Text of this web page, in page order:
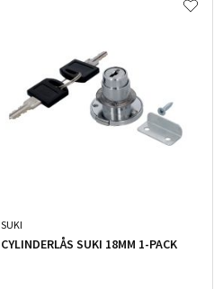
SUKI
CYLINDERLÅS SUKI 18MM 1-PACK